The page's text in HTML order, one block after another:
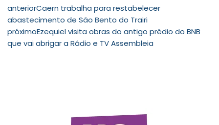
anteriorCaern trabalha para restabelecer
abastecimento de São Bento do Trairi
próximoEzequiel visita obras do antigo prédio do BNB
que vai abrigar a Rádio e TV Assembleia